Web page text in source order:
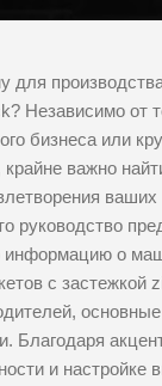
Независимо от
бизнеса или
крайне важно
ваших
руководство
о
с застежкой
основные
Благодаря
и настройке